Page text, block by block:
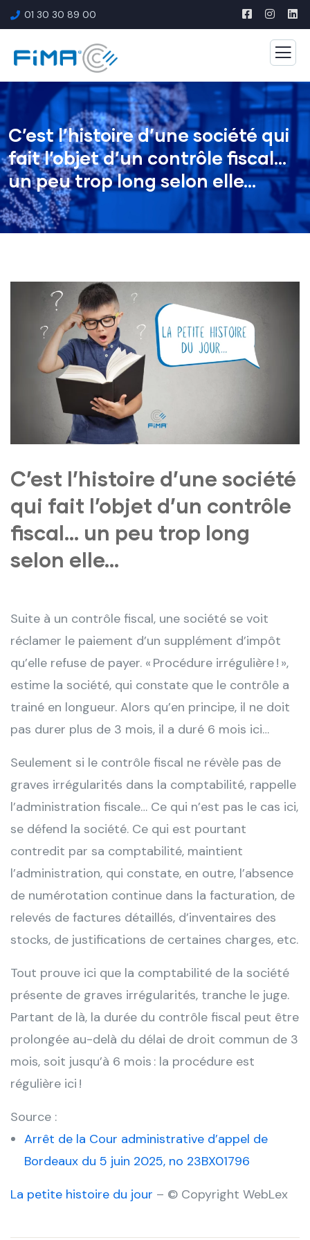
01 30 30 89 00
C’est l’histoire d’une société qui
fait l’objet d’un contrôle fiscal…
un peu trop long selon elle…
C’est l’histoire d’une société
qui fait l’objet d’un contrôle
fiscal… un peu trop long
selon elle…
Suite à un contrôle fiscal, une société se voit
réclamer le paiement d’un supplément d’impôt
qu’elle refuse de payer. « Procédure irrégulière ! »,
estime la société, qui constate que le contrôle a
trainé en longueur. Alors qu’en principe, il ne doit
pas durer plus de 3 mois, il a duré 6 mois ici…
Seulement si le contrôle fiscal ne révèle pas de
graves irrégularités dans la comptabilité, rappelle
l’administration fiscale… Ce qui n’est pas le cas ici,
se défend la société. Ce qui est pourtant
contredit par sa comptabilité, maintient
l’administration, qui constate, en outre, l’absence
de numérotation continue dans la facturation, de
relevés de factures détaillés, d’inventaires des
stocks, de justifications de certaines charges, etc.
Tout prouve ici que la comptabilité de la société
présente de graves irrégularités, tranche le juge.
Partant de là, la durée du contrôle fiscal peut être
prolongée au-delà du délai de droit commun de 3
mois, soit jusqu’à 6 mois : la procédure est
régulière ici !
Source :
Arrêt de la Cour administrative d’appel de
Bordeaux du 5 juin 2025, no 23BX01796
La petite histoire du jour – © Copyright WebLex